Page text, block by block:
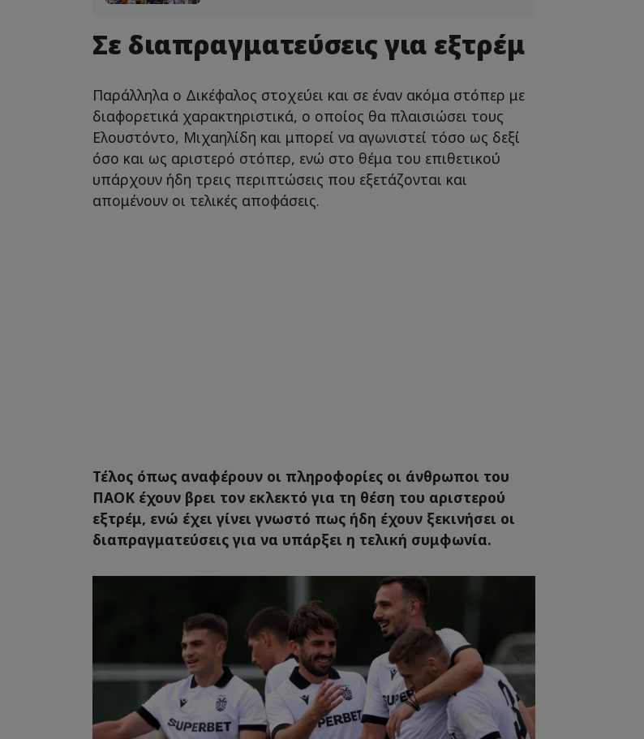
Σε διαπραγματεύσεις για εξτρέμ
Παράλληλα ο Δικέφαλος στοχεύει και σε έναν ακόμα στόπερ με
διαφορετικά χαρακτηριστικά, ο οποίος θα πλαισιώσει τους
Ελουστόντο, Μιχαηλίδη και μπορεί να αγωνιστεί τόσο ως δεξί
όσο και ως αριστερό στόπερ, ενώ στο θέμα του επιθετικού
υπάρχουν ήδη τρεις περιπτώσεις που εξετάζονται και
απομένουν οι τελικές αποφάσεις.
Τέλος όπως αναφέρουν οι πληροφορίες οι άνθρωποι του
ΠΑΟΚ έχουν βρει τον εκλεκτό για τη θέση του αριστερού
εξτρέμ, ενώ έχει γίνει γνωστό πως ήδη έχουν ξεκινήσει οι
διαπραγματεύσεις για να υπάρξει η τελική συμφωνία.